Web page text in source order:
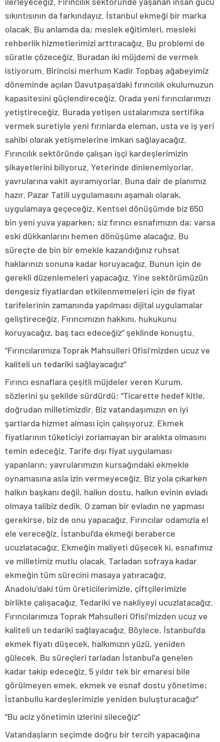
sıkıntısının da farkındayız. İstanbul ekmeği bir marka
olacak. Bu anlamda da; meslek eğitimleri, mesleki
rehberlik hizmetlerimizi arttıracağız. Bu problemi de
süratle çözeceğiz. Buradan iki müjdemi de vermek
istiyorum. Birincisi merhum Kadir Topbaş ağabeyimiz
döneminde açılan Davutpaşa’daki fırıncılık okulumuzun
kapasitesini güçlendireceğiz. Orada yeni fırıncılarımızı
yetiştireceğiz. Burada yetişen ustalarımıza sertifika
vermek suretiyle yeni fırınlarda eleman, usta ve iş yeri
sahibi olarak yetişmelerine imkan sağlayacağız.
Fırıncılık sektöründe çalışan işçi kardeşlerimizin
şikayetlerini biliyoruz. Yeterinde dinlenemiyorlar,
yavrularına vakit ayıramıyorlar. Buna dair de planımız
hazır. Pazar Tatili uygulamasını aşamalı olarak,
uygulamaya geçeceğiz. Kentsel dönüşümde biz 650
bin yeni yuva yaparken; siz fırıncı esnafımızın da; varsa
eski dükkanlarını hemen dönüşüme alacağız. Bu
süreçte de bin bir emekle kazandığınız ruhsat
haklarınızı sonuna kadar koruyacağız. Bunun için de
gerekli düzenlemeleri yapacağız. Yine sektörümüzün
dengesiz fiyatlardan etkilenmemeleri için de fiyat
tarifelerinin zamanında yapılması dijital uygulamalar
geliştireceğiz. Fırıncımızın hakkını, hukukunu
koruyacağız, baş tacı edeceğiz” şeklinde konuştu.
“Fırıncılarımıza Toprak Mahsulleri Ofisi’mizden ucuz ve
kaliteli un tedariki sağlayacağız”
Fırıncı esnaflara çeşitli müjdeler veren Kurum,
sözlerini şu şekilde sürdürdü: “Ticarette hedef kitle,
doğrudan milletimizdir. Biz vatandaşımızın en iyi
şartlarda hizmet alması için çalışıyoruz. Ekmek
fiyatlarının tüketiciyi zorlamayan bir aralıkta olmasını
temin edeceğiz. Tarife dışı fiyat uygulaması
yapanların; yavrularımızın kursağındaki ekmekle
oynamasına asla izin vermeyeceğiz. Biz yola çıkarken
halkın başkanı değil, halkın dostu, halkın evinin evladı
olmaya talibiz dedik. O zaman bir evladın ne yapması
gerekirse, biz de onu yapacağız. Fırıncılar odamızla el
ele vereceğiz. İstanbul’da ekmeği beraberce
ucuzlatacağız. Ekmeğin maliyeti düşecek ki, esnafımız
ve milletimiz mutlu olacak. Tarladan sofraya kadar
ekmeğin tüm sürecini masaya yatıracağız.
Anadolu’daki tüm üreticilerimizle, çiftçilerimizle
birlikte çalışacağız. Tedariki ve nakliyeyi ucuzlatacağız.
Fırıncılarımıza Toprak Mahsulleri Ofisi’mizden ucuz ve
kaliteli un tedariki sağlayacağız. Böylece, İstanbul’da
ekmek fiyatı düşecek, halkımızın yüzü, yeniden
gülecek. Bu süreçleri tarladan İstanbul’a genelen
kadar takip edeceğiz. 5 yıldır tek bir emaresi bile
görülmeyen emek, ekmek ve esnaf dostu yönetime;
İstanbullu kardeşlerimizle yeniden buluşturacağız”
“Bu aciz yönetimin izlerini sileceğiz”
Vatandaşların seçimde doğru bir tercih yapacağına